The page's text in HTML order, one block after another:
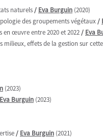
naturels/ Eva Burguin (2020)
des groupements végétaux/
œuvre entre 2020 et 2022/ Eva
milieux, effets de la gestion sur
(2023)
Eva Burguin (2023)
/ Eva Burguin (2021)